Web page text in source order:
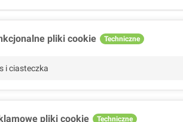
pliki cookie Techniczne
i ciasteczka
pliki cookie Techniczne